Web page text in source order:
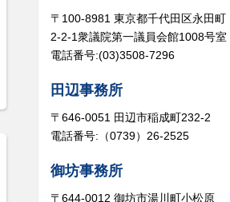
〒100-8981 東京都千代田区永田町
2-2-1衆議院第一議員会館1008号室
電話番号:(03)3508-7296
田辺事務所
〒646-0051 田辺市稲成町232-2
電話番号:（0739）26-2525
御坊事務所
〒644-0012 御坊市湯川町小松原